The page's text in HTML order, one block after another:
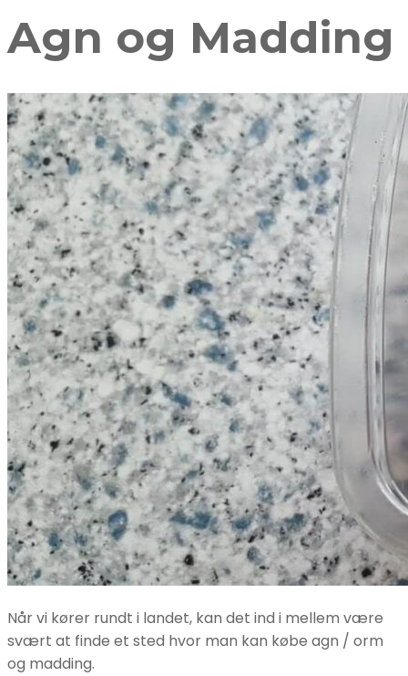
Agn og Madding
Når vi kører rundt i landet, kan det ind i mellem være
svært at finde et sted hvor man kan købe agn / orm
og madding.